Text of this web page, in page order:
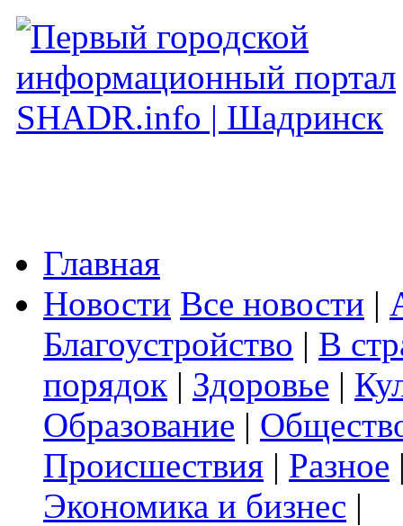
Главная
Новости Все новости |
Благоустройство | В
порядок | Здоровье |
Образование |
Происшествия | Разное
Экономика и бизнес |